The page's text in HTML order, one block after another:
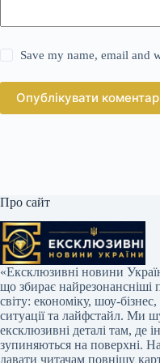
Save my name, email and
Опублікувати коментар
Про сайт
«Ексклюзивні новини
що збирає найрезонансніші
світу: економіку, шоу-
ситуації та лайфстайл. Ми
ексклюзивні деталі там, де
зупиняються на поверхні.
давати читачам повнішу